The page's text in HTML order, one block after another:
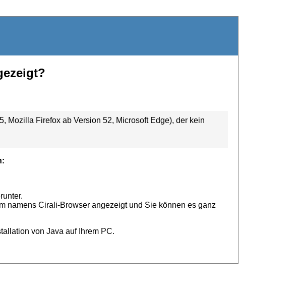
Mozilla Firefox ab Version 52, Microsoft Edge), der kein
namens Cirali-Browser angezeigt und Sie können es ganz
von Java auf Ihrem PC.